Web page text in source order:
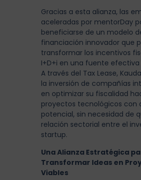
Gracias a esta alianza, las
aceleradas por mentorDay
beneficiarse de un modelo
financiación innovador que
transformar los incentivos
I+D+i en una fuente
A través del Tax Lease,
la inversión de compañías
en optimizar su fiscalidad
proyectos tecnológicos con
potencial, sin necesidad de
relación sectorial entre el
startup.
Una Alianza Estratégica
Transformar Ideas en
Viables